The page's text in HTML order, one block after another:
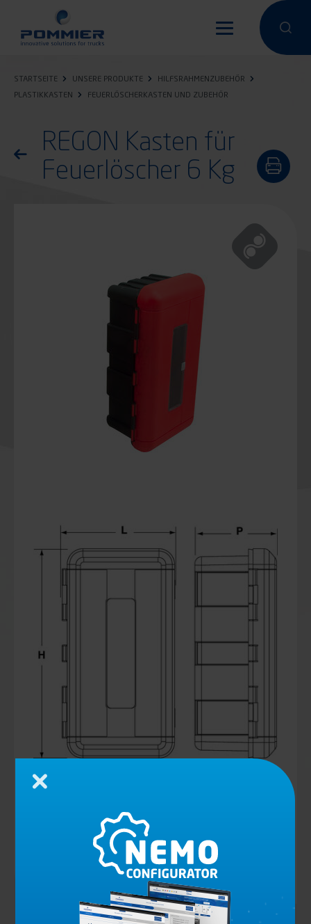
Inhalt
Eine
Eine
STARTSEITE UNSERE PRODUKTE
HILFSRAHMENZUBEHÖR
PLASTIKKASTEN
FEUERLÖSCHERKASTEN UND ZUBEHÖR
Zurück zur Produktliste
REGON Kasten für
Feuerlöscher 6 Kg